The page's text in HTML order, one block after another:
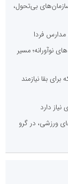
بی‌تحول،
مدارس فردا
نوآورانه؛ مسیر
بقا نیازمند
دارد
ورزشی، در گرو